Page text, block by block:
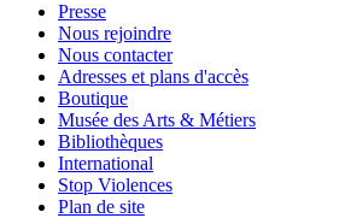
Presse
Nous rejoindre
Nous contacter
Adresses et plans d'accès
Boutique
Musée des Arts & Métiers
Bibliothèques
International
Stop Violences
Plan de site